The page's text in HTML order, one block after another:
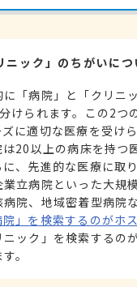
ニック」のちがいにつ
「病院」と「クリニ
けられます。この2つ
に適切な医療を受け
は20以上の病床を持つ
、先進的な医療に取
立病院といった大規
院、地域密着型病院
院」を検索するのがホ
ック」を検索するの
。